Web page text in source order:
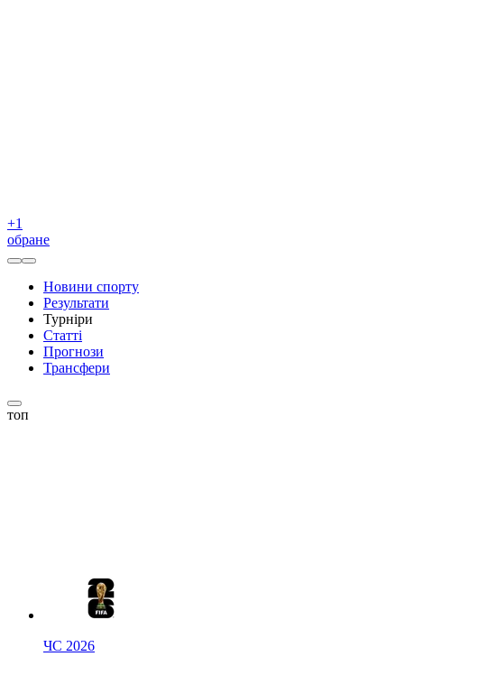
+1
обране
Новини спорту
Результати
Турніри
Статті
Прогнози
Трансфери
топ
ЧС 2026